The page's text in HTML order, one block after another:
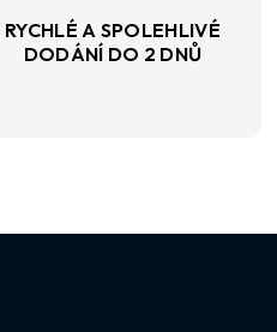
RYCHLÉ A SPOLEHLIVÉ
DODÁNÍ DO 2 DNŮ